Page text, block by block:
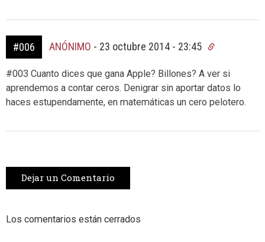
#006 ANÓNIMO - 23 octubre 2014 - 23:45
#003 Cuanto dices que gana Apple? Billones? A ver si
aprendemos a contar ceros. Denigrar sin aportar datos lo
haces estupendamente, en matemáticas un cero pelotero.
Dejar un Comentario
Los comentarios están cerrados